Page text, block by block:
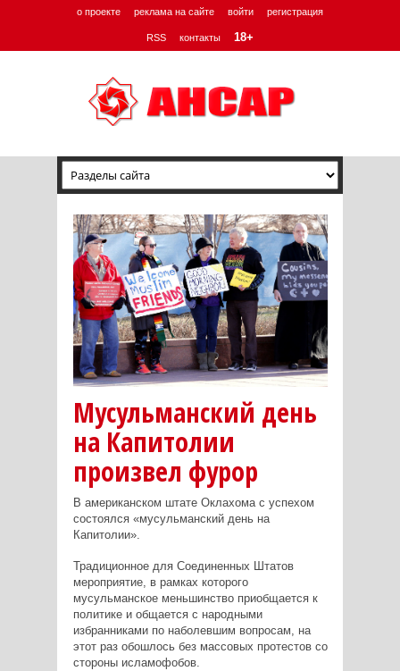
о проекте реклама на сайте войти регистрация
RSS контакты 18+
Мусульманский день
на Капитолии
произвел фурор
В американском штате Оклахома с успехом
состоялся «мусульманский день на
Капитолии».
Традиционное для Соединенных Штатов
мероприятие, в рамках которого
мусульманское меньшинство приобщается к
политике и общается с народными
избранниками по наболевшим вопросам, на
этот раз обошлось без массовых протестов со
стороны исламофобов.